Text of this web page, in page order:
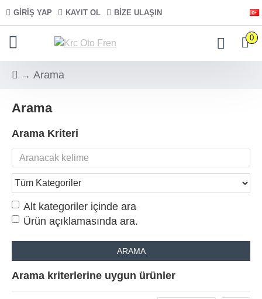
GIRIŞ YAP KAYIT OL BIZE ULAŞIN
0
Arama
Arama
Arama Kriteri
Alt kategoriler içinde ara
Ürün açıklamasında ara.
ARAMA
Arama kriterlerine uygun ürünler